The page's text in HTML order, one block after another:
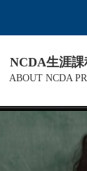
NCDA生涯
ABOUT NCDA